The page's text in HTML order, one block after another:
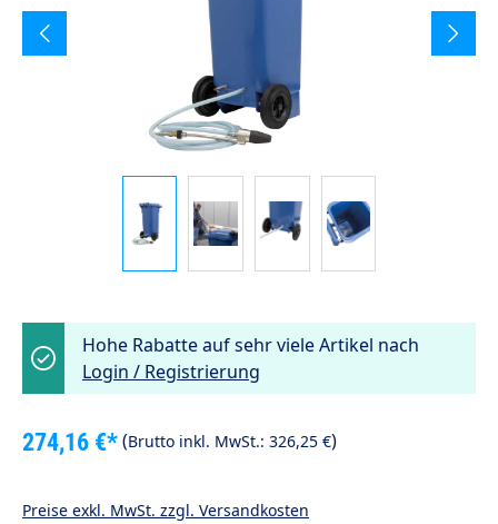
Hohe Rabatte auf sehr viele Artikel nach
Login / Registrierung
274,16 €*(Brutto inkl. MwSt.: 326,25 €)
Preise exkl. MwSt. zzgl. Versandkosten